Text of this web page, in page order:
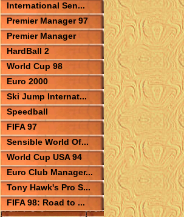
International Sen...
Premier Manager 97
Premier Manager
HardBall 2
World Cup 98
Euro 2000
Ski Jump Internat...
Speedball
FIFA 97
Sensible World Of...
World Cup USA 94
Euro Club Manager...
Tony Hawk's Pro S...
FIFA 98: Road to ...